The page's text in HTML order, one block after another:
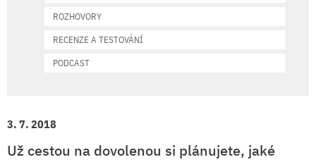
3. 7. 2018
Už cestou na dovolenou si plánujete, jaké
ROZHOVORY
RECENZE A TESTOVÁNÍ
PODCAST